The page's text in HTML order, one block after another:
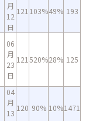
月
12
日
121 103%49% 193
06
月
23
日
121 520%28% 125
04
月
13
120 90% 10%1471